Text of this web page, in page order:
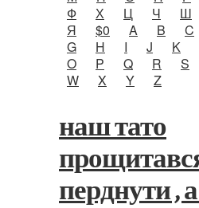
Ф
Х Ц Ч Ш
Я
$0 A B C
G
H I J K
O
P Q R S
W
X Y Z
наш тато
перднути ,